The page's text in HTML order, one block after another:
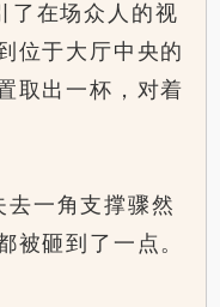
了在场众人的视
位于大厅中央的
取出一杯，对着
一角支撑骤然
被砸到了一点。